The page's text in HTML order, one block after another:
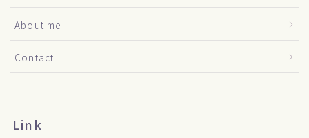
About me
Contact
Link